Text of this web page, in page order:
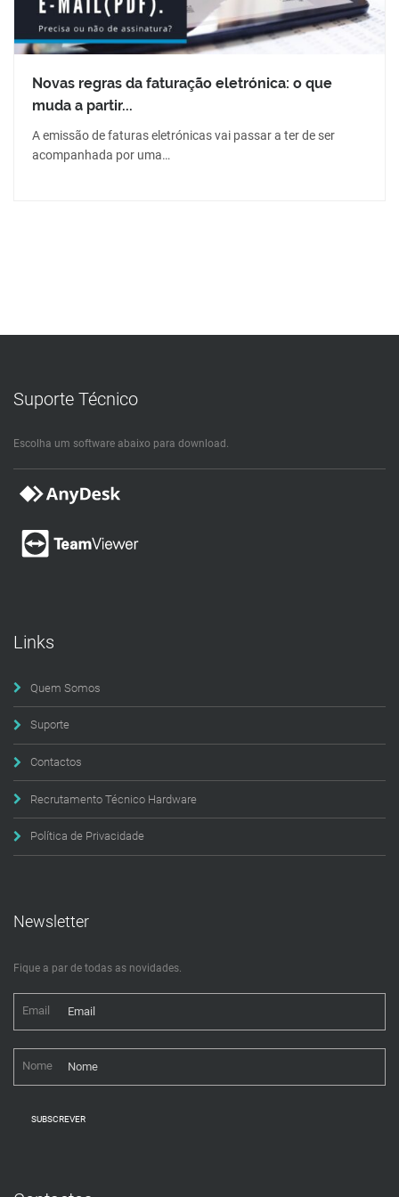
Novas regras da faturação eletrónica: o que
muda a partir...
A emissão de faturas eletrónicas vai passar a ter de ser
acompanhada por uma…
Suporte Técnico
Escolha um software abaixo para download.
Links
Quem Somos
Suporte
Contactos
Recrutamento Técnico Hardware
Política de Privacidade
Newsletter
Fique a par de todas as novidades.
Email
Nome
SUBSCREVER